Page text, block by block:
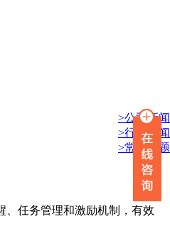
>公司新闻
>行业新闻
>常见问题
、任务管理和激励机制，有效